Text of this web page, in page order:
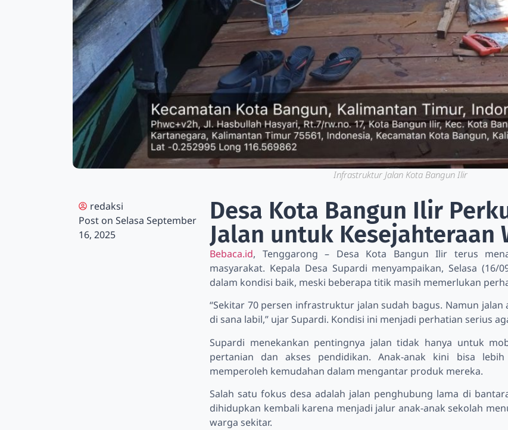
Infrastruktur Jalan Kota Bangun Ilir
redaksi
Post on Selasa September
16, 2025
Desa Kota Bangun Ilir
Jalan untuk Kesejahteraan
Bebaca.id, Tenggarong – Desa Kota Bangun Ilir terus
masyarakat. Kepala Desa Supardi menyampaikan, Selasa
dalam kondisi baik, meski beberapa titik masih memerlukan
“Sekitar 70 persen infrastruktur jalan sudah bagus. Namun
di sana labil,” ujar Supardi. Kondisi ini menjadi perhatian serius
Supardi menekankan pentingnya jalan tidak hanya untuk
pertanian dan akses pendidikan. Anak-anak kini bisa
memperoleh kemudahan dalam mengantar produk mereka.
Salah satu fokus desa adalah jalan penghubung lama di
dihidupkan kembali karena menjadi jalur anak-anak sekolah
warga sekitar.